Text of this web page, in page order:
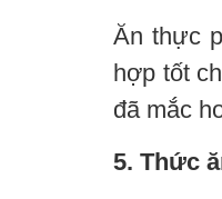
Ăn thực
hợp tốt
đã mắc
5. Thức